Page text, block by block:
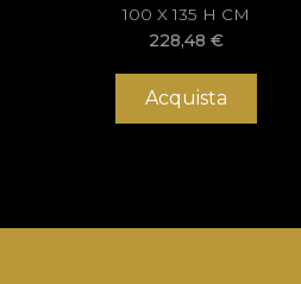
100 X 135 H CM
228,48 €
Acquista